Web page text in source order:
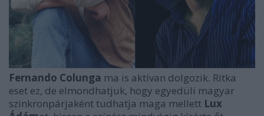
Fernando Colunga ma is aktívan dolgozik. Ritka
eset ez, de elmondhatjuk, hogy egyedüli magyar
szinkronpárjaként tudhatja maga mellett Lux